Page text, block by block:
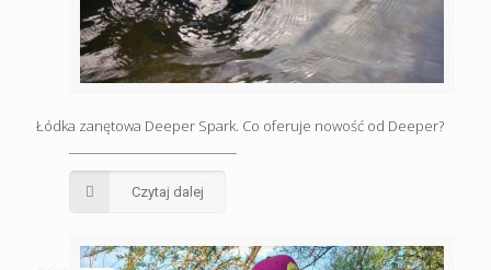
Łódka zanętowa Deeper Spark. Co oferuje nowość od Deeper?
Czytaj dalej